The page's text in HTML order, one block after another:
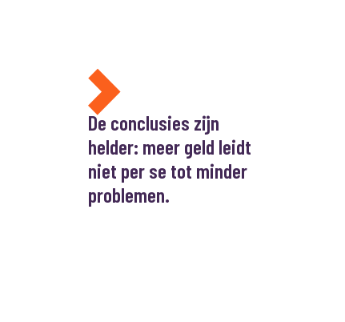
De conclusies zijn
helder: meer geld leidt
niet per se tot minder
problemen.